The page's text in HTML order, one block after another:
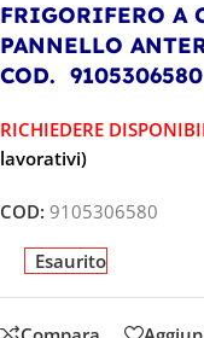
FRIGORIFERO A
PANNELLO
COD. 9105306580
RICHIEDERE
lavorativi)
COD: 9105306580
Esaurito